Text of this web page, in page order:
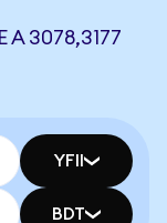
A 3078,3177
YFII
BDT